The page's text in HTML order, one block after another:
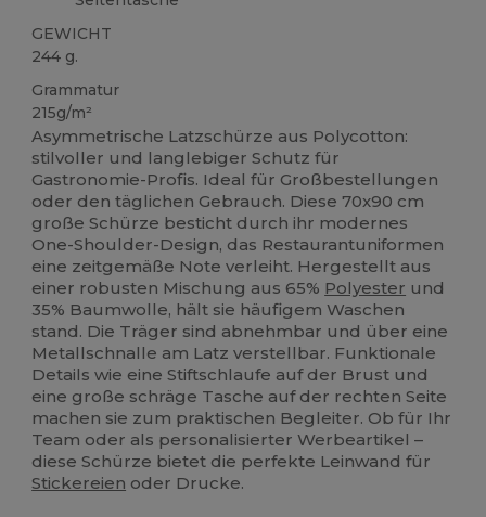
GEWICHT
244 g.
Grammatur
215g/m²
Asymmetrische Latzschürze aus Polycotton:
stilvoller und langlebiger Schutz für
Gastronomie-Profis. Ideal für Großbestellungen
oder den täglichen Gebrauch. Diese 70x90 cm
große Schürze besticht durch ihr modernes
One-Shoulder-Design, das Restaurantuniformen
eine zeitgemäße Note verleiht. Hergestellt aus
einer robusten Mischung aus 65% Polyester und
35% Baumwolle, hält sie häufigem Waschen
stand. Die Träger sind abnehmbar und über eine
Metallschnalle am Latz verstellbar. Funktionale
Details wie eine Stiftschlaufe auf der Brust und
eine große schräge Tasche auf der rechten Seite
machen sie zum praktischen Begleiter. Ob für Ihr
Team oder als personalisierter Werbeartikel –
diese Schürze bietet die perfekte Leinwand für
Stickereien oder Drucke.